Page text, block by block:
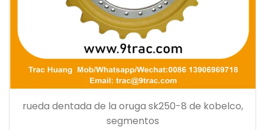
rueda dentada de la oruga sk250-8 de kobelco,
segmentos